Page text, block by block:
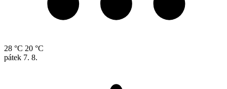
28 °C 20 °C
pátek 7. 8.